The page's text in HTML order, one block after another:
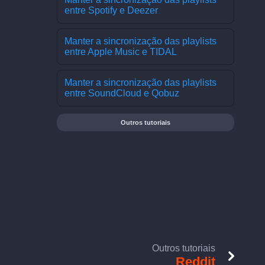
entre Spotify e Deezer
Manter a sincronização das playlists
entre Apple Music e TIDAL
Manter a sincronização das playlists
entre SoundCloud e Qobuz
Outros tutoriais
Outros tutoriais
Reddit